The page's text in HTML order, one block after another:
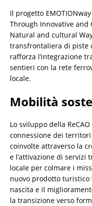
Il progetto
Through Innovative
Natural and cultural
transfrontaliera di piste
rafforza l’integrazione
sentieri con la rete
locale.
Mobilità
Lo sviluppo della
connessione dei
coinvolte attraverso la
e l’attivazione di
locale per colmare i
nuovo prodotto
nascita e il
la transizione verso